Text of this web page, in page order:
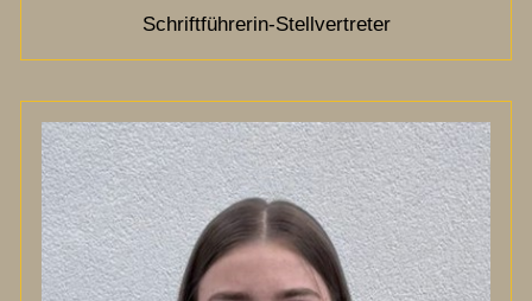
Schriftführerin-Stellvertreter